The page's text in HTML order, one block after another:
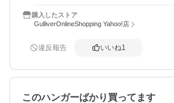
購入したストア
GulliverOnlineShopping Yahoo!店
違反報告 いいね1
このハンガーばかり買ってます